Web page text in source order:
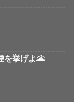
を挙げよ🌋